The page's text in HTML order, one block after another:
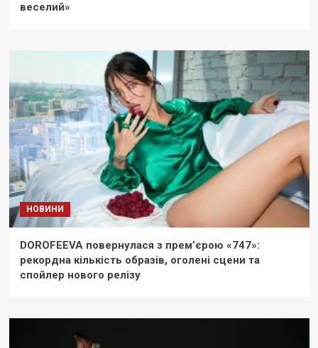
веселий»
НОВИНИ
DOROFEEVA повернулася з прем’єрою «747»:
рекордна кількість образів, оголені сцени та
спойлер нового релізу